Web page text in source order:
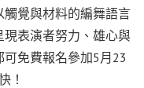
覺與材料的編舞語言
表演者努力、雄心與
免費報名參加5月23
！